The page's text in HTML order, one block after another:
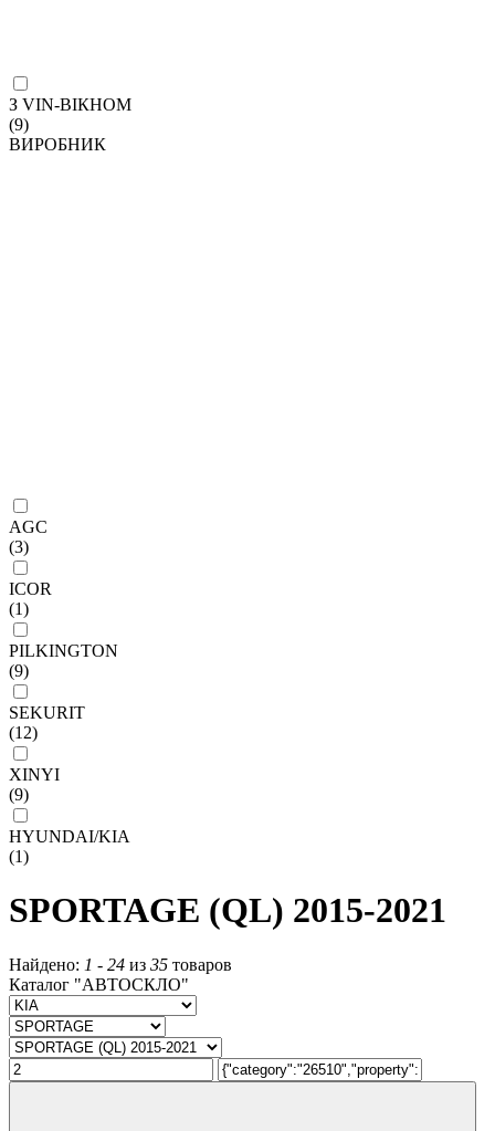
З VIN-ВІКНОМ
(9)
ВИРОБНИК
AGC
(3)
ICOR
(1)
PILKINGTON
(9)
SEKURIT
(12)
XINYI
(9)
HYUNDAI/KIA
(1)
SPORTAGE (QL) 2015-2021
Найдено: 1 - 24 из 35 товаров
Каталог "АВТОСКЛО"